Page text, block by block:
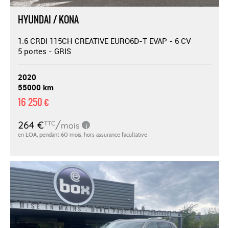
HYUNDAI / KONA
1.6 CRDI 115CH CREATIVE EURO6D-T EVAP - 6 CV
5 portes - GRIS
2020
55000 km
16 250 €